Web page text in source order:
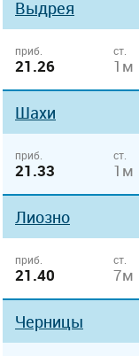
Выдрея
приб.
21.26
ст.
1м
Шахи
приб.
21.33
ст.
1м
Лиозно
приб.
21.40
ст.
7м
Черницы